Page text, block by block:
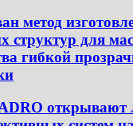
метод
структур для
гибкой
открывают